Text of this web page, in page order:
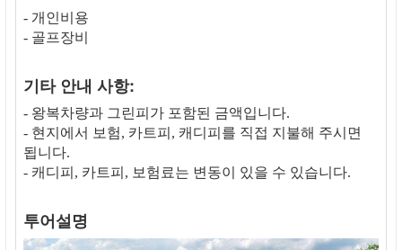
- 개인비용
- 골프장비
기타 안내 사항:
- 왕복차량과 그린피가 포함된 금액입니다.
- 현지에서 보험, 카트피, 캐디피를 직접 지불해 주시면
됩니다.
- 캐디피, 카트피, 보험료는 변동이 있을 수 있습니다.
투어설명